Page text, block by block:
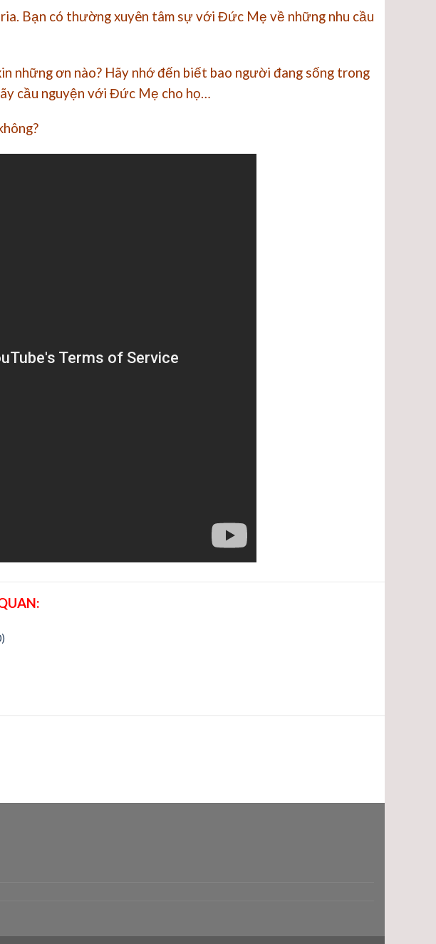
Bạn có thường xuyên tâm sự với Đức Mẹ về những nhu cầu
những ơn nào? Hãy nhớ đến biết bao người đang sống trong
cầu nguyện với Đức Mẹ cho họ…